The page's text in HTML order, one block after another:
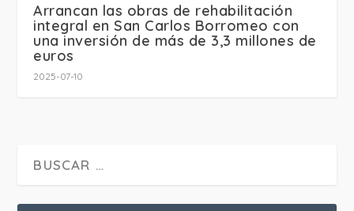
Arrancan las obras de rehabilitación
integral en San Carlos Borromeo con
una inversión de más de 3,3 millones de
euros
2025-07-10